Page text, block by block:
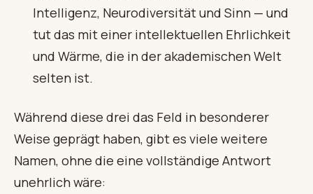
Intelligenz, Neurodiversität und Sinn — und
tut das mit einer intellektuellen Ehrlichkeit
und Wärme, die in der akademischen Welt
selten ist.
Während diese drei das Feld in besonderer
Weise geprägt haben, gibt es viele weitere
Namen, ohne die eine vollständige Antwort
unehrlich wäre: